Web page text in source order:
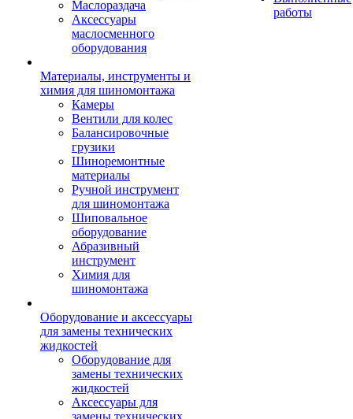
Маслораздача
Аксессуары
маслосменного
оборудования
Материалы, инструменты и
химия для шиномонтажа
Камеры
Вентили для колес
Балансировочные
грузики
Шиноремонтные
материалы
Ручной инструмент
для шиномонтажа
Шиповальное
оборудование
Абразивный
инструмент
Химия для
шиномонтажа
Оборудование и аксессуары
для замены технических
жидкостей
Оборудование для
замены технических
жидкостей
Аксессуары для
замены технических
работы